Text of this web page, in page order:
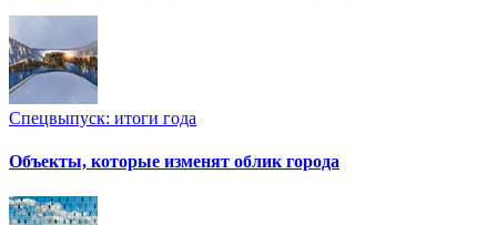
Спецвыпуск: итоги года
Объекты, которые изменят облик города